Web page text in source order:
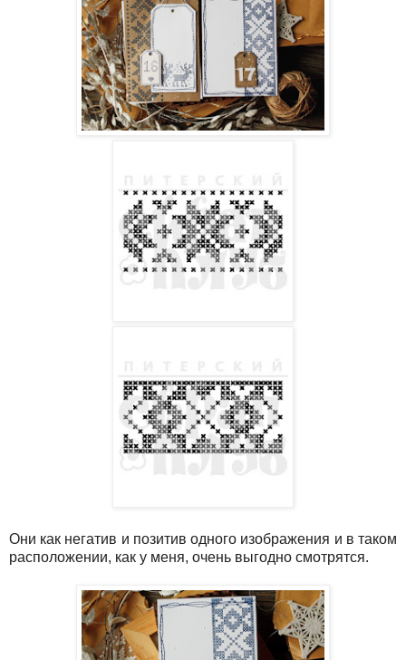
Они как негатив и позитив одного изображения и в таком
расположении, как у меня, очень выгодно смотрятся.